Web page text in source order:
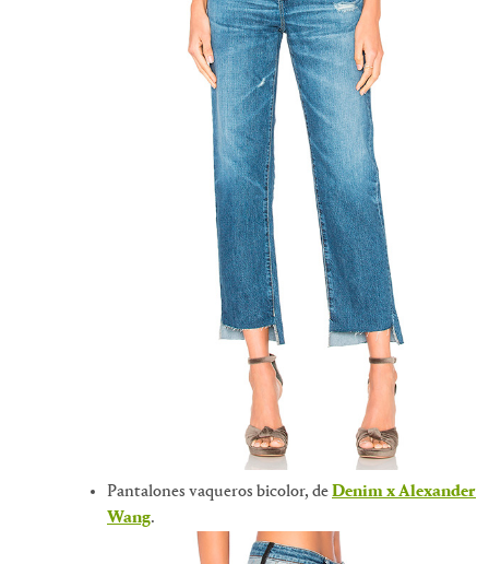
Pantalones vaqueros bicolor, deDenim x Alexander
Wang.